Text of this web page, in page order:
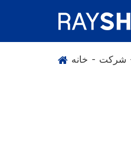
خانه شرکت